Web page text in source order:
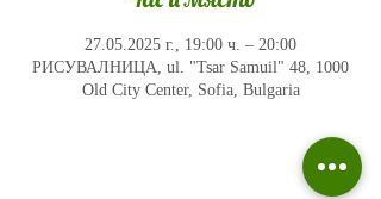
27.05.2025 г., 19:00 ч. – 20:00
РИСУВАЛНИЦА, ul. "Tsar Samuil" 48, 1000
Old City Center, Sofia, Bulgaria